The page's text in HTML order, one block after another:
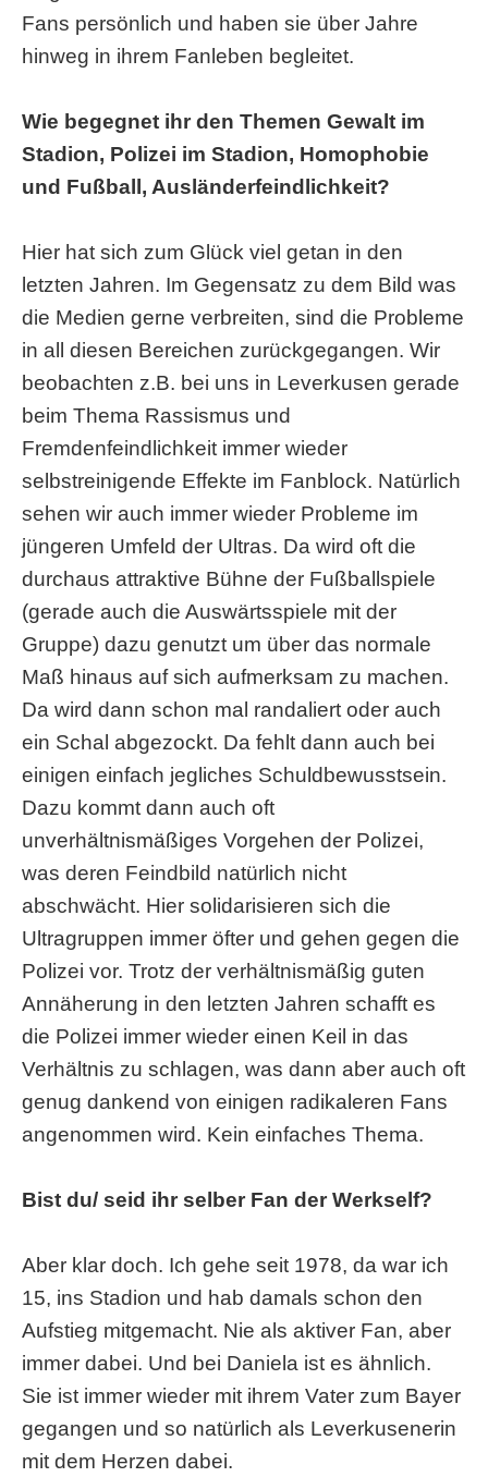
Fans persönlich und haben sie über Jahre
hinweg in ihrem Fanleben begleitet.
Wie begegnet ihr den Themen Gewalt im
Stadion, Polizei im Stadion, Homophobie
und Fußball, Ausländerfeindlichkeit?
Hier hat sich zum Glück viel getan in den
letzten Jahren. Im Gegensatz zu dem Bild was
die Medien gerne verbreiten, sind die Probleme
in all diesen Bereichen zurückgegangen. Wir
beobachten z.B. bei uns in Leverkusen gerade
beim Thema Rassismus und
Fremdenfeindlichkeit immer wieder
selbstreinigende Effekte im Fanblock. Natürlich
sehen wir auch immer wieder Probleme im
jüngeren Umfeld der Ultras. Da wird oft die
durchaus attraktive Bühne der Fußballspiele
(gerade auch die Auswärtsspiele mit der
Gruppe) dazu genutzt um über das normale
Maß hinaus auf sich aufmerksam zu machen.
Da wird dann schon mal randaliert oder auch
ein Schal abgezockt. Da fehlt dann auch bei
einigen einfach jegliches Schuldbewusstsein.
Dazu kommt dann auch oft
unverhältnismäßiges Vorgehen der Polizei,
was deren Feindbild natürlich nicht
abschwächt. Hier solidarisieren sich die
Ultragruppen immer öfter und gehen gegen die
Polizei vor. Trotz der verhältnismäßig guten
Annäherung in den letzten Jahren schafft es
die Polizei immer wieder einen Keil in das
Verhältnis zu schlagen, was dann aber auch oft
genug dankend von einigen radikaleren Fans
angenommen wird. Kein einfaches Thema.
Bist du/ seid ihr selber Fan der Werkself?
Aber klar doch. Ich gehe seit 1978, da war ich
15, ins Stadion und hab damals schon den
Aufstieg mitgemacht. Nie als aktiver Fan, aber
immer dabei. Und bei Daniela ist es ähnlich.
Sie ist immer wieder mit ihrem Vater zum Bayer
gegangen und so natürlich als Leverkusenerin
mit dem Herzen dabei.